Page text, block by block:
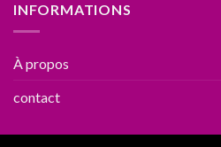
INFORMATIONS
À propos
contact